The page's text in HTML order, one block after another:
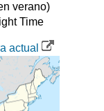
verano)
Time
actual